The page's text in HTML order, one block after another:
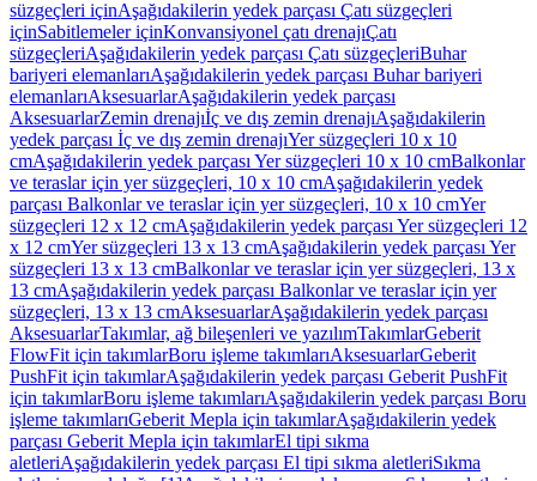
süzgeçleri içinAşağıdakilerin yedek parçası Çatı süzgeçleri
içinSabitlemeler içinKonvansiyonel çatı drenajıÇatı
süzgeçleriAşağıdakilerin yedek parçası Çatı süzgeçleriBuhar
bariyeri elemanlarıAşağıdakilerin yedek parçası Buhar bariyeri
elemanlarıAksesuarlarAşağıdakilerin yedek parçası
AksesuarlarZemin drenajıİç ve dış zemin drenajıAşağıdakilerin
yedek parçası İç ve dış zemin drenajıYer süzgeçleri 10 x 10
cmAşağıdakilerin yedek parçası Yer süzgeçleri 10 x 10 cmBalkonlar
ve teraslar için yer süzgeçleri, 10 x 10 cmAşağıdakilerin yedek
parçası Balkonlar ve teraslar için yer süzgeçleri, 10 x 10 cmYer
süzgeçleri 12 x 12 cmAşağıdakilerin yedek parçası Yer süzgeçleri 12
x 12 cmYer süzgeçleri 13 x 13 cmAşağıdakilerin yedek parçası Yer
süzgeçleri 13 x 13 cmBalkonlar ve teraslar için yer süzgeçleri, 13 x
13 cmAşağıdakilerin yedek parçası Balkonlar ve teraslar için yer
süzgeçleri, 13 x 13 cmAksesuarlarAşağıdakilerin yedek parçası
AksesuarlarTakımlar, ağ bileşenleri ve yazılımTakımlarGeberit
FlowFit için takımlarBoru işleme takımlarıAksesuarlarGeberit
PushFit için takımlarAşağıdakilerin yedek parçası Geberit PushFit
için takımlarBoru işleme takımlarıAşağıdakilerin yedek parçası Boru
işleme takımlarıGeberit Mepla için takımlarAşağıdakilerin yedek
parçası Geberit Mepla için takımlarEl tipi sıkma
aletleriAşağıdakilerin yedek parçası El tipi sıkma aletleriSıkma